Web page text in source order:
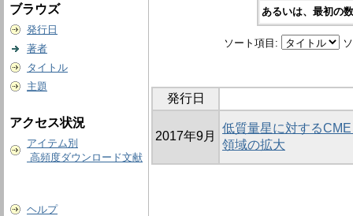
ブラウズ
発行日
著者
タイトル
主題
アクセス状況
アイテム別
高頻度ダウンロード文献
ヘルプ
あるいは、最初の
ソート項目:
発行日
2017年9月
低質量星に対する
領域の拡大